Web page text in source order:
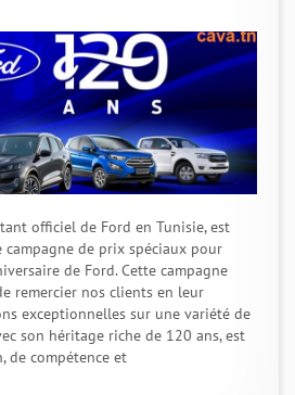
officiel de Ford en Tunisie, est
campagne de prix spéciaux pour
de Ford. Cette campagne
remercier nos clients en leur
exceptionnelles sur une variété de
son héritage riche de 120 ans, est
de compétence et